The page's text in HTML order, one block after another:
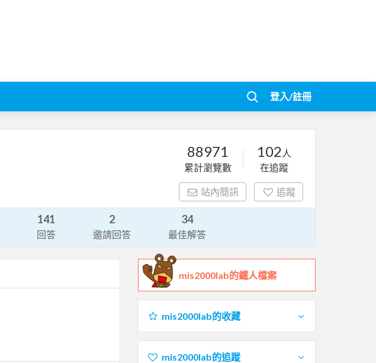
登入/註冊
88971
累計瀏覽數
102 人
在追蹤
站內簡訊 追蹤
141
回答
2
邀請回答
34
最佳解答
mis2000lab的鐵人檔案
mis2000lab的收藏
mis2000lab的追蹤